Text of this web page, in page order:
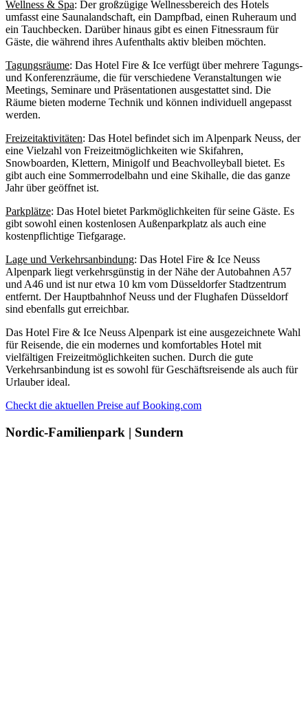
Wellness & Spa: Der großzügige Wellnessbereich des Hotels
umfasst eine Saunalandschaft, ein Dampfbad, einen Ruheraum und
ein Tauchbecken. Darüber hinaus gibt es einen Fitnessraum für
Gäste, die während ihres Aufenthalts aktiv bleiben möchten.
Tagungsräume: Das Hotel Fire & Ice verfügt über mehrere Tagungs-
und Konferenzräume, die für verschiedene Veranstaltungen wie
Meetings, Seminare und Präsentationen ausgestattet sind. Die
Räume bieten moderne Technik und können individuell angepasst
werden.
Freizeitaktivitäten: Das Hotel befindet sich im Alpenpark Neuss, der
eine Vielzahl von Freizeitmöglichkeiten wie Skifahren,
Snowboarden, Klettern, Minigolf und Beachvolleyball bietet. Es
gibt auch eine Sommerrodelbahn und eine Skihalle, die das ganze
Jahr über geöffnet ist.
Parkplätze: Das Hotel bietet Parkmöglichkeiten für seine Gäste. Es
gibt sowohl einen kostenlosen Außenparkplatz als auch eine
kostenpflichtige Tiefgarage.
Lage und Verkehrsanbindung: Das Hotel Fire & Ice Neuss
Alpenpark liegt verkehrsgünstig in der Nähe der Autobahnen A57
und A46 und ist nur etwa 10 km vom Düsseldorfer Stadtzentrum
entfernt. Der Hauptbahnhof Neuss und der Flughafen Düsseldorf
sind ebenfalls gut erreichbar.
Das Hotel Fire & Ice Neuss Alpenpark ist eine ausgezeichnete Wahl
für Reisende, die ein modernes und komfortables Hotel mit
vielfältigen Freizeitmöglichkeiten suchen. Durch die gute
Verkehrsanbindung ist es sowohl für Geschäftsreisende als auch für
Urlauber ideal.
Checkt die aktuellen Preise auf Booking.com
Nordic-Familienpark | Sundern